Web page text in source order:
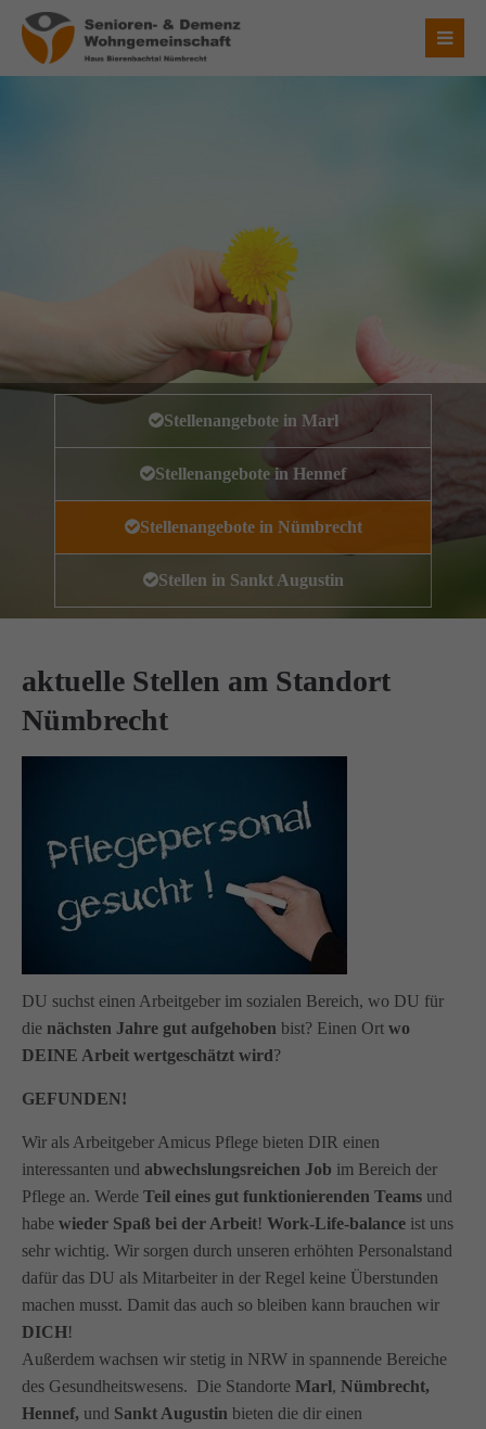
Login
Register|Lost your password?
Über uns
Wir haben uns als ambulanter Pflegedienst auf
Wohngemeinschaften für Senioren spezialisiert. Mit der
Spezialisierung im Bereich Demenz erleben wir immer wieder
GUTEStun.
Wir sagenDANKEfür Ihr Feedback!
Kontakt
Sie haben Fragen?
02365 955 88 88
info@amicus-pflege.de
Stellenangebote in Marl
Stellenangebote in Hennef
Stellenangebote in Nümbrecht
Stellen in Sankt Augustin
aktuelle Stellen am Standort
Nümbrecht
DU suchst einen Arbeitgeber im sozialen Bereich, wo DU für
die nächsten Jahre gut aufgehoben bist? Einen Ort wo
DEINE Arbeit wertgeschätzt wird?
GEFUNDEN!
Wir als Arbeitgeber Amicus Pflege bieten DIR einen
interessanten und abwechslungsreichen Job im Bereich der
Pflege an. Werde Teil eines gut funktionierenden Teams und
habe wieder Spaß bei der Arbeit! Work-Life-balance ist uns
sehr wichtig. Wir sorgen durch unseren erhöhten Personalstand
dafür das DU als Mitarbeiter in der Regel keine Überstunden
machen musst. Damit das auch so bleiben kann brauchen wir
DICH!
Außerdem wachsen wir stetig in NRW in spannende Bereiche
des Gesundheitswesens. Die Standorte Marl, Nümbrecht,
Hennef, und Sankt Augustin bieten die dir einen